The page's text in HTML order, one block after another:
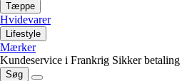
Tæppe
Hvidevarer
Lifestyle
Mærker
Kundeservice i Frankrig Sikker betaling
Søg